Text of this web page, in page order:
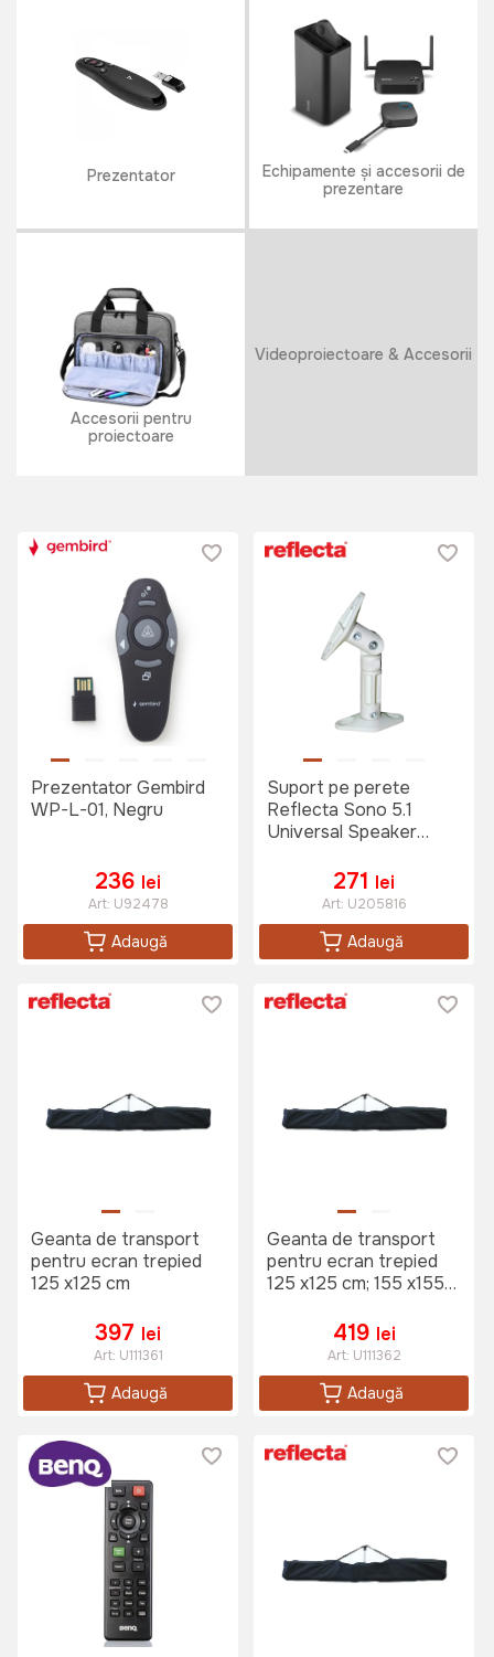
Prezentator
Echipamente și accesorii de
prezentare
Accesorii pentru
proiectoare
Videoproiectoare & Accesorii
Prezentator Gembird
WP-L-01, Negru
236 lei
Art: U92478
Adaugă
Suport pe perete
Reflecta Sono 5.1
Universal Speaker
271 lei
Art: U205816
Adaugă
Geanta de transport
pentru ecran trepied
125 x125 cm
397 lei
Art: U111361
Adaugă
Geanta de transport
pentru ecran trepied
125 x125 cm; 155 x155
419 lei
Art: U111362
Adaugă